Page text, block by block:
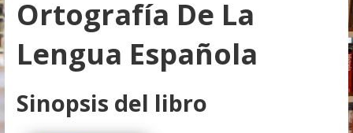
a
l
c
o
n
e
Ortografía De La
Lengua Española
Sinopsis del libro